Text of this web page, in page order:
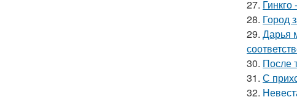
27.
28. Город
29. Дарья
30. После
31. С
32.